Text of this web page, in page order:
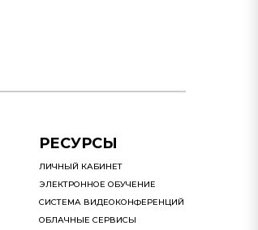
РЕСУРСЫ
ЛИЧНЫЙ КАБИНЕТ
ЭЛЕКТРОННОЕ ОБУЧЕНИЕ
СИСТЕМА ВИДЕОКОНФЕРЕНЦИЙ
ОБЛАЧНЫЕ СЕРВИСЫ